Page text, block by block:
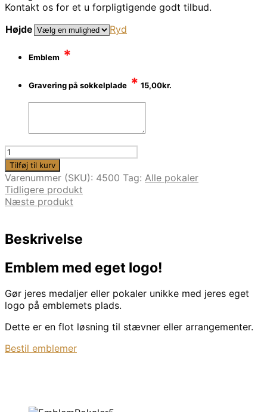
Kontakt os for et u forpligtigende godt tilbud.
Højde
Ryd
Emblem *
Gravering på sokkelplade * 15,00kr.
Billig
plastikpokal
i
sølv
m.
|
Fra
cm
15
cm
Tilføj til kurv
Varenummer (SKU): 4500 Tag: Alle pokaler
Tidligere produkt
Næste produkt
Beskrivelse
Emblem med eget logo!
Gør jeres medaljer eller pokaler unikke med jeres eget
logo på emblemets plads.
Dette er en flot løsning til stævner eller arrangementer.
Bestil emblemer